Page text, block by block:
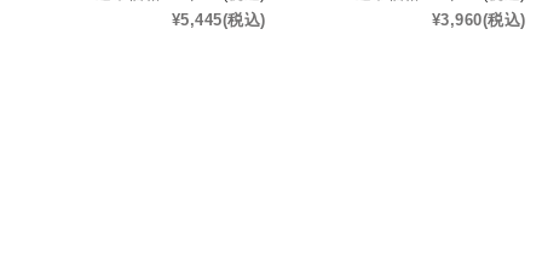
¥5,445(税込)
¥3,960(税込)